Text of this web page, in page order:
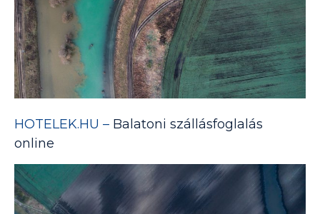
HOTELEK.HU – Balatoni szállásfoglalás
online